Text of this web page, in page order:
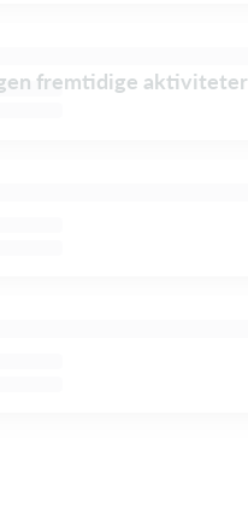
fremtidige aktiviteter